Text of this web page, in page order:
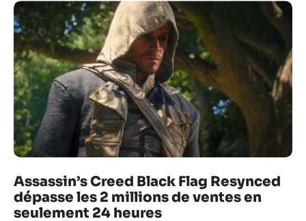
Assassin’s Creed Black Flag Resynced
dépasse les 2 millions de ventes en
seulement 24 heures